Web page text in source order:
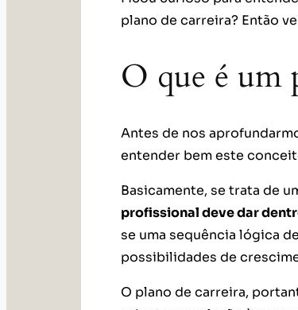
plano de carreira? Então
O que é um
Antes de nos
entender bem este
Basicamente, se trata de
profissional deve dar
se uma sequência lógica
possibilidades de
O plano de carreira,